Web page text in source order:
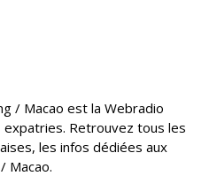
/ Macao est la Webradio
Retrouvez tous les
les infos dédiées aux
Macao.